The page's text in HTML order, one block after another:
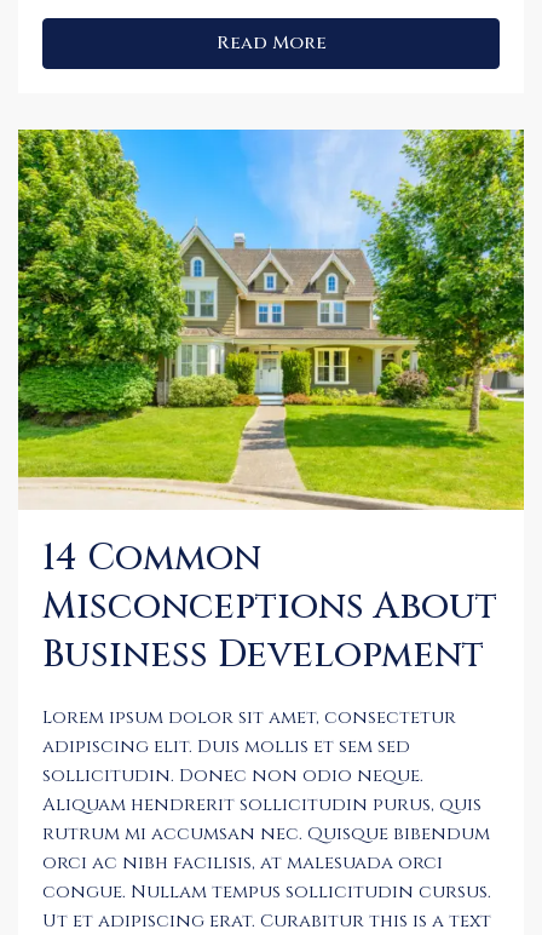
Read More
14 Common
Misconceptions About
Business Development
Lorem ipsum dolor sit amet, consectetur
adipiscing elit. Duis mollis et sem sed
sollicitudin. Donec non odio neque.
Aliquam hendrerit sollicitudin purus, quis
rutrum mi accumsan nec. Quisque bibendum
orci ac nibh facilisis, at malesuada orci
congue. Nullam tempus sollicitudin cursus.
Ut et adipiscing erat. Curabitur this is a text